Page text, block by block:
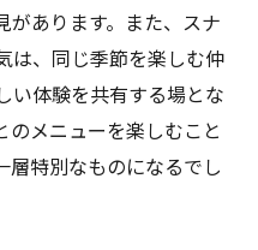
があります。また、スナ
は、同じ季節を楽しむ仲
い体験を共有する場とな
のメニューを楽しむこと
層特別なものになるでし